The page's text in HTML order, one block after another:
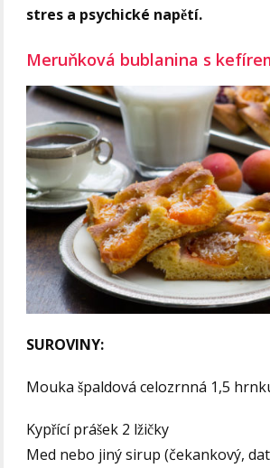
stres a psychické napětí.
Meruňková bublanina s
SUROVINY:
Mouka špaldová celozrnná 1,5
Kypřící prášek 2 lžičky
Med nebo jiný sirup (čekankový,